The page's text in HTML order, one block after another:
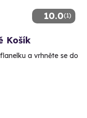
10.0(1)
Košík
a vrhněte se do